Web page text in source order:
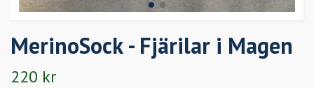
MerinoSock - Fjärilar i Magen
220 kr